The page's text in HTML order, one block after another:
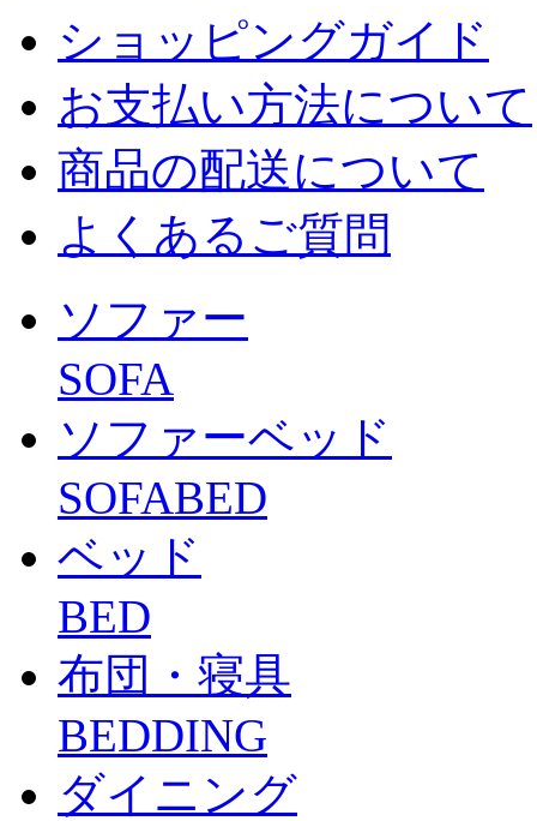
ショッピングガイド
お支払い方法について
商品の配送について
よくあるご質問
ソファー
SOFA
ソファーベッド
SOFABED
ベッド
BED
布団・寝具
BEDDING
ダイニング